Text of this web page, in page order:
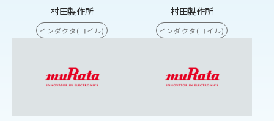
村田製作所
インダクタ(コイル)
村田製作所
インダクタ(コイル)